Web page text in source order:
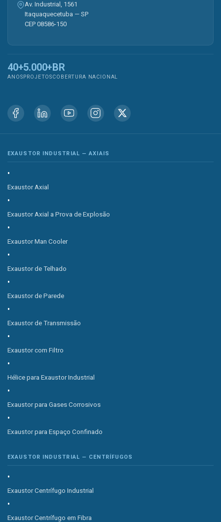
Av. Industrial, 1561
Itaquaquecetuba — SP
CEP 08586-150
40+
ANOS
5.000+
PROJETOS
BR
COBERTURA NACIONAL
EXAUSTOR INDUSTRIAL — AXIAIS
Exaustor Axial
Exaustor Axial a Prova de Explosão
Exaustor Man Cooler
Exaustor de Telhado
Exaustor de Parede
Exaustor de Transmissão
Exaustor com Filtro
Hélice para Exaustor Industrial
Exaustor para Gases Corrosivos
Exaustor para Espaço Confinado
EXAUSTOR INDUSTRIAL — CENTRÍFUGOS
Exaustor Centrífugo Industrial
Exaustor Centrífugo em Fibra